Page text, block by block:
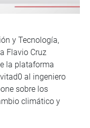
y Tecnología,
Flavio Cruz
la plataforma
al ingeniero
sobre los
climático y